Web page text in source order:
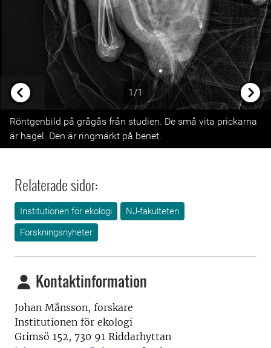
1/1
Previous
Röntgenbild på grågås från studien. De små vita prickarna
är hagel. Den är ringmärkt på benet.
Relaterade sidor:
Institutionen för ekologi
NJ-fakulteten
Forskningsnyheter
Kontaktinformation
Johan Månsson, forskare
Institutionen för ekologi
Grimsö 152, 730 91 Riddarhyttan